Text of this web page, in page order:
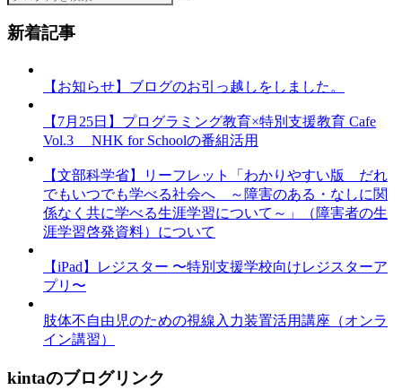
新着記事
【お知らせ】ブログのお引っ越しをしました。
【7月25日】プログラミング教育×特別支援教育 Cafe
Vol.3 NHK for Schoolの番組活用
【文部科学省】リーフレット「わかりやすい版 だれ
でもいつでも学べる社会へ ～障害のある・なしに関
係なく共に学べる生涯学習について～」（障害者の生
涯学習啓発資料）について
【iPad】レジスター 〜特別支援学校向けレジスターア
プリ〜
肢体不自由児のための視線入力装置活用講座（オンラ
イン講習）
kintaのブログリンク